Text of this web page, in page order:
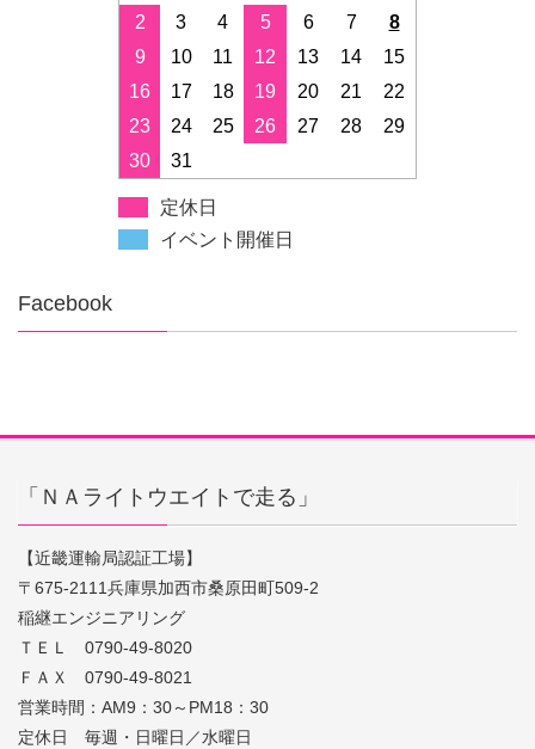
2
3 4 5 6 7
8
9
10 11 12 13 14
15
16
17 18 19 20 21
22
23
24 25 26 27 28
29
30
31
定休日
イベント開催日
Facebook
「ＮＡライトウエイトで走る」
【近畿運輸局認証工場】
〒675-2111兵庫県加西市桑原田町509-2
稲継エンジニアリング
ＴＥＬ 0790-49-8020
ＦＡＸ 0790-49-8021
営業時間：AM9：30～PM18：30
定休日 毎週・日曜日／水曜日